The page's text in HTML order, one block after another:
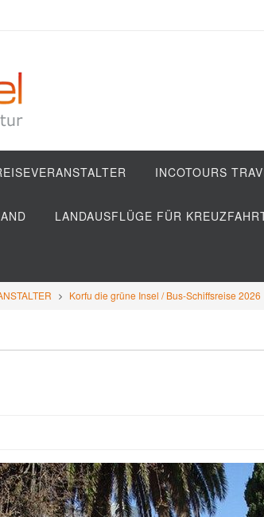
INCOTOURS
LANDAUSFLÜGE FÜR
Korfu die grüne Insel / Bus-Schiffsreise 2026